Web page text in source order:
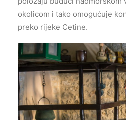
okolicom i tako omogućuje
preko rijeke Cetine.